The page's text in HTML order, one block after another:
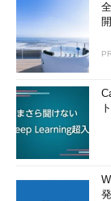
開